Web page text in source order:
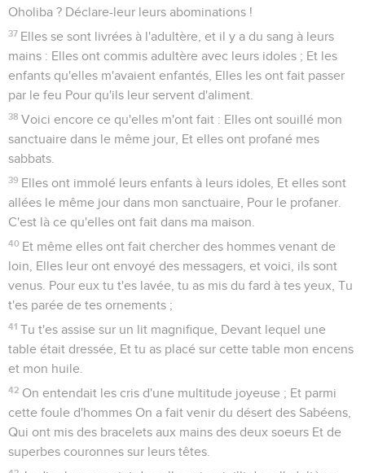
Oholiba ? Déclare-leur leurs abominations !
37 Elles se sont livrées à l'adultère, et il y a du sang à leurs
mains : Elles ont commis adultère avec leurs idoles ; Et les
enfants qu'elles m'avaient enfantés, Elles les ont fait passer
par le feu Pour qu'ils leur servent d'aliment.
38 Voici encore ce qu'elles m'ont fait : Elles ont souillé mon
sanctuaire dans le même jour, Et elles ont profané mes
sabbats.
39 Elles ont immolé leurs enfants à leurs idoles, Et elles sont
allées le même jour dans mon sanctuaire, Pour le profaner.
C'est là ce qu'elles ont fait dans ma maison.
40 Et même elles ont fait chercher des hommes venant de
loin, Elles leur ont envoyé des messagers, et voici, ils sont
venus. Pour eux tu t'es lavée, tu as mis du fard à tes yeux, Tu
t'es parée de tes ornements ;
41 Tu t'es assise sur un lit magnifique, Devant lequel une
table était dressée, Et tu as placé sur cette table mon encens
et mon huile.
42 On entendait les cris d'une multitude joyeuse ; Et parmi
cette foule d'hommes On a fait venir du désert des Sabéens,
Qui ont mis des bracelets aux mains des deux soeurs Et de
superbes couronnes sur leurs têtes.